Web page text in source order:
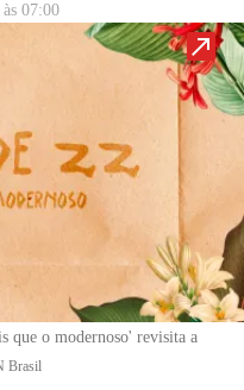
07:00
que o modernoso' revisita a
Brasil